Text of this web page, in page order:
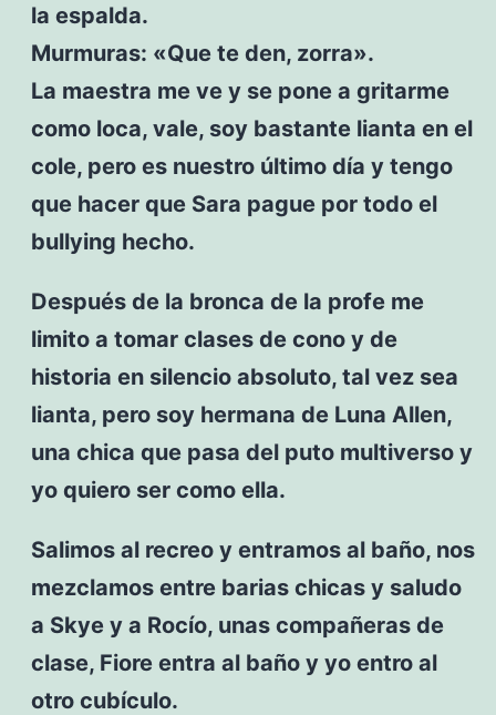
la espalda.
Murmuras: «Que te den, zorra».
La maestra me ve y se pone a gritarme
como loca, vale, soy bastante lianta en el
cole, pero es nuestro último día y tengo
que hacer que Sara pague por todo el
bullying hecho.
Después de la bronca de la profe me
limito a tomar clases de cono y de
historia en silencio absoluto, tal vez sea
lianta, pero soy hermana de Luna Allen,
una chica que pasa del puto multiverso y
yo quiero ser como ella.
Salimos al recreo y entramos al baño, nos
mezclamos entre barias chicas y saludo
a Skye y a Rocío, unas compañeras de
clase, Fiore entra al baño y yo entro al
otro cubículo.